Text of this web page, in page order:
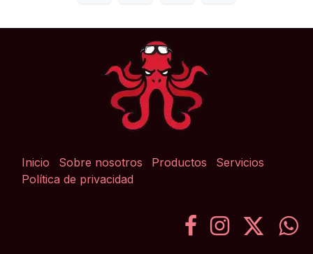
Inicio Sobre nosotros Productos
Servicios
Política de privacidad